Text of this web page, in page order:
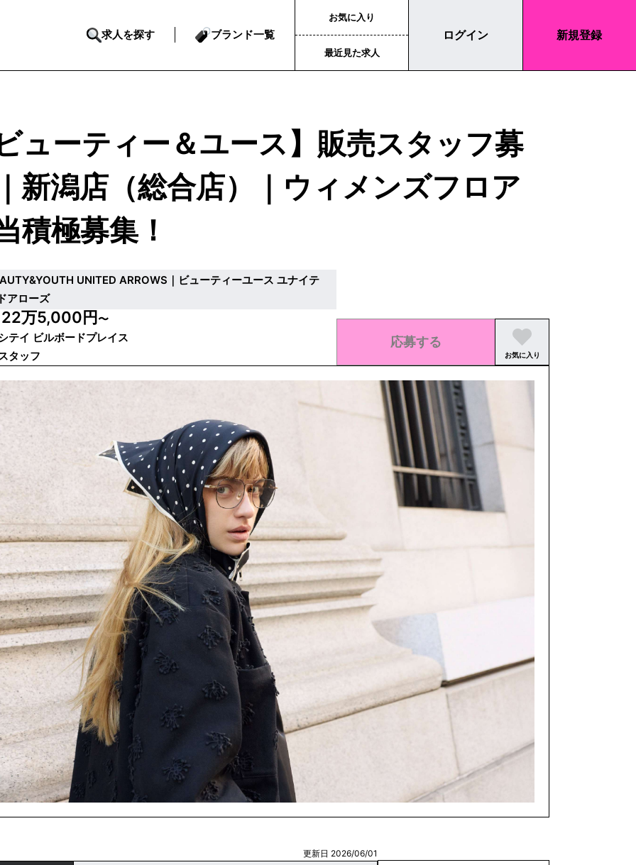
求人を探す ブランド一覧
お気に入り
最近見た求人
ログイン 新規登録
ューティー＆ユース】販売スタッフ募
新潟店（総合店）｜ウィメンズフロア
積極募集！
UNITED ARROWS｜ビューティーユース ユナイテ
アローズ
22万5,000円〜
テイ ビルボードプレイス
タッフ
応募する
お気に入り
更新日 2026/06/01